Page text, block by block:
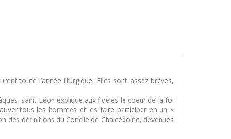
toute l’année liturgique. Elles sont assez brèves,
saint Léon explique aux fidèles le coeur de la foi
tous les hommes et les faire participer en un «
des définitions du Concile de Chalcédoine, devenues